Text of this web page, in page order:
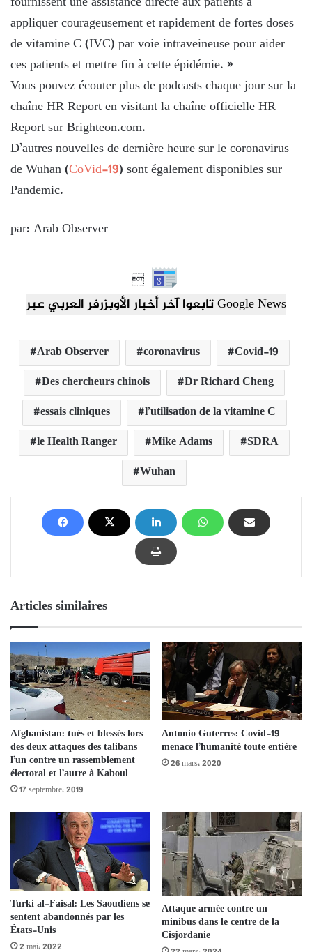
appliquer courageusement et rapidement de fortes doses
de vitamine C (IVC) par voie intraveineuse pour aider
ces patients et mettre fin à cette épidémie. »
Vous pouvez écouter plus de podcasts chaque jour sur la
chaîne HR Report en visitant la chaîne officielle HR
Report sur Brighteon.com.
D’autres nouvelles de dernière heure sur le coronavirus
de Wuhan (CoVid-19) sont également disponibles sur
Pandemic.
par: Arab Observer

تابعوا آخر أخبار الأوبزرفر العربي عبر Google News
Arab Observer coronavirus
Covid-19
Des chercheurs chinois
Dr Richard Cheng
essais cliniques
l’utilisation de la vitamine C
le Health Ranger
Mike Adams
SDRA
Wuhan
Articles similaires
Afghanistan: tués et blessés lors
des deux attaques des talibans
l’un contre un rassemblement
électoral et l’autre à Kaboul
17 septembre، 2019
Antonio Guterres: Covid-19
menace l’humanité toute entière
26 mars، 2020
Turki al-Faisal: Les Saoudiens se
sentent abandonnés par les
États-Unis
2 mai، 2022
Attaque armée contre un
minibus dans le centre de la
Cisjordanie